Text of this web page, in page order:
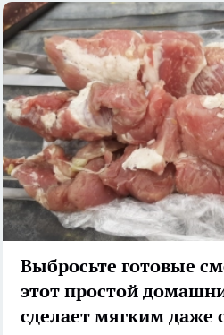
Выбросьте готовые
этот простой
сделает мягким даже